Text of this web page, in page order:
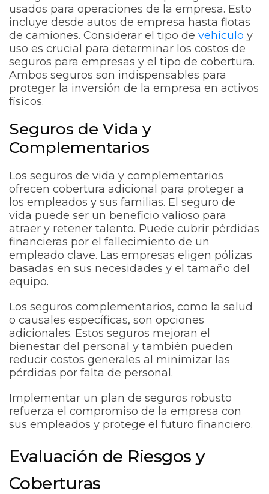
usados para operaciones de la empresa. Esto
incluye desde autos de empresa hasta flotas
de camiones. Considerar el tipo de vehículo y
uso es crucial para determinar los costos de
seguros para empresas y el tipo de cobertura.
Ambos seguros son indispensables para
proteger la inversión de la empresa en activos
físicos.
Seguros de Vida y
Complementarios
Los seguros de vida y complementarios
ofrecen cobertura adicional para proteger a
los empleados y sus familias. El seguro de
vida puede ser un beneficio valioso para
atraer y retener talento. Puede cubrir pérdidas
financieras por el fallecimiento de un
empleado clave. Las empresas eligen pólizas
basadas en sus necesidades y el tamaño del
equipo.
Los seguros complementarios, como la salud
o causales específicas, son opciones
adicionales. Estos seguros mejoran el
bienestar del personal y también pueden
reducir costos generales al minimizar las
pérdidas por falta de personal.
Implementar un plan de seguros robusto
refuerza el compromiso de la empresa con
sus empleados y protege el futuro financiero.
Evaluación de Riesgos y
Coberturas